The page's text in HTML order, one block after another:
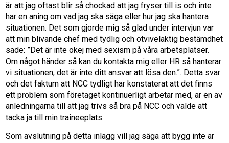
är att jag oftast blir så chockad att jag fryser till is och inte
har en aning om vad jag ska säga eller hur jag ska hantera
situationen. Det som gjorde mig så glad under intervjun var
att min blivande chef med tydlig och otvivelaktig bestämdhet
sade: ”Det är inte okej med sexism på våra arbetsplatser.
Om något händer så kan du kontakta mig eller HR så hanterar
vi situationen, det är inte ditt ansvar att lösa den.”. Detta svar
och det faktum att NCC tydligt har konstaterat att det finns
ett problem som företaget kontinuerligt arbetar med, är en av
anledningarna till att jag trivs så bra på NCC och valde att
tacka ja till min traineeplats.
Som avslutning på detta inlägg vill jag säga att bygg inte är